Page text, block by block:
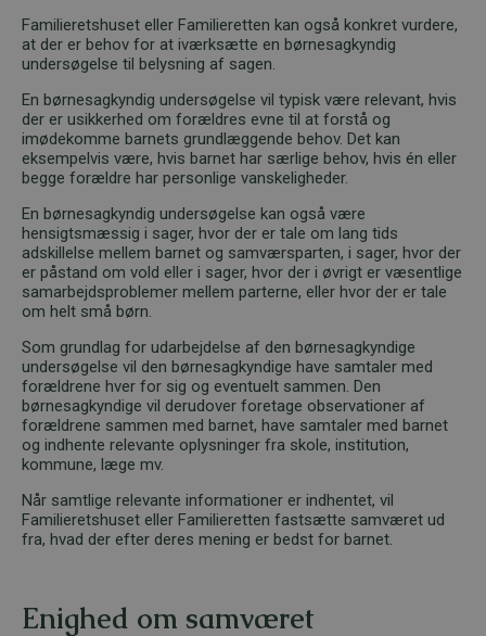
Familieretshuset eller Familieretten kan også konkret vurdere,
at der er behov for at iværksætte en børnesagkyndig
undersøgelse til belysning af sagen.
En børnesagkyndig undersøgelse vil typisk være relevant, hvis
der er usikkerhed om forældres evne til at forstå og
imødekomme barnets grundlæggende behov. Det kan
eksempelvis være, hvis barnet har særlige behov, hvis én eller
begge forældre har personlige vanskeligheder.
En børnesagkyndig undersøgelse kan også være
hensigtsmæssig i sager, hvor der er tale om lang tids
adskillelse mellem barnet og samværsparten, i sager, hvor der
er påstand om vold eller i sager, hvor der i øvrigt er væsentlige
samarbejdsproblemer mellem parterne, eller hvor der er tale
om helt små børn.
Som grundlag for udarbejdelse af den børnesagkyndige
undersøgelse vil den børnesagkyndige have samtaler med
forældrene hver for sig og eventuelt sammen. Den
børnesagkyndige vil derudover foretage observationer af
forældrene sammen med barnet, have samtaler med barnet
og indhente relevante oplysninger fra skole, institution,
kommune, læge mv.
Når samtlige relevante informationer er indhentet, vil
Familieretshuset eller Familieretten fastsætte samværet ud
fra, hvad der efter deres mening er bedst for barnet.
Enighed om samværet